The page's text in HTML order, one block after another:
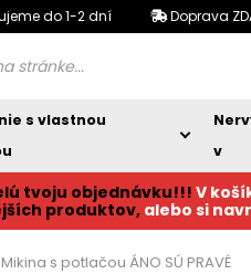
do 1-2 dní Doprava
s vlastnou
v
tvoju objednávku!!! V
produktov,alebo si
s potlačou ÁNO SÚ PRAVÉ